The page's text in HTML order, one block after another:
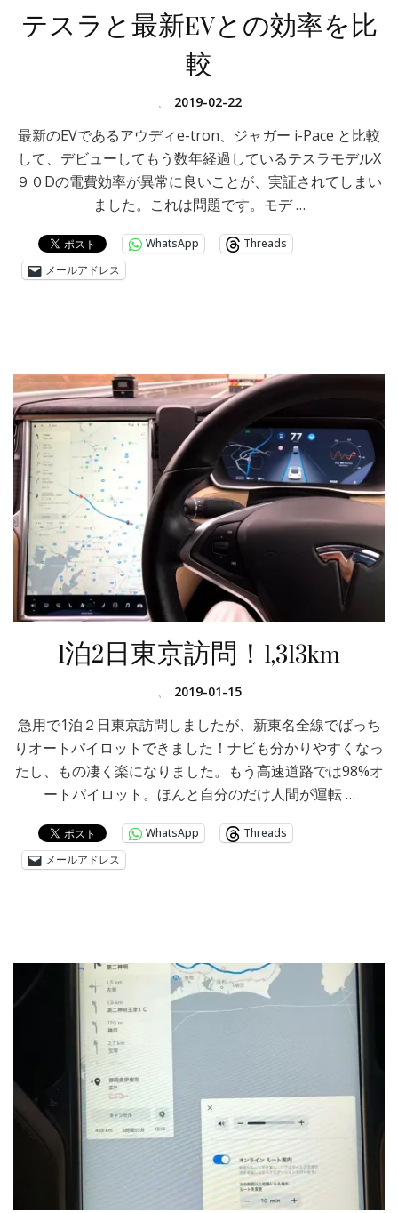
テスラと最新EVとの効率を比
較
、 2019-02-22
最新のEVであるアウディe-tron、ジャガー i-Pace と比較
して、デビューしてもう数年経過しているテスラモデルX
９０Dの電費効率が異常に良いことが、実証されてしまい
ました。これは問題です。モデ …
WhatsApp
Threads
メールアドレス
1泊2日東京訪問！1,313km
2019-01-15
急用で1泊２日東京訪問しましたが、新東名全線でばっち
りオートパイロットできました！ナビも分かりやすくなっ
たし、もの凄く楽になりました。もう高速道路では98%オ
ートパイロット。ほんと自分のだけ人間が運転 …
WhatsApp
Threads
メールアドレス